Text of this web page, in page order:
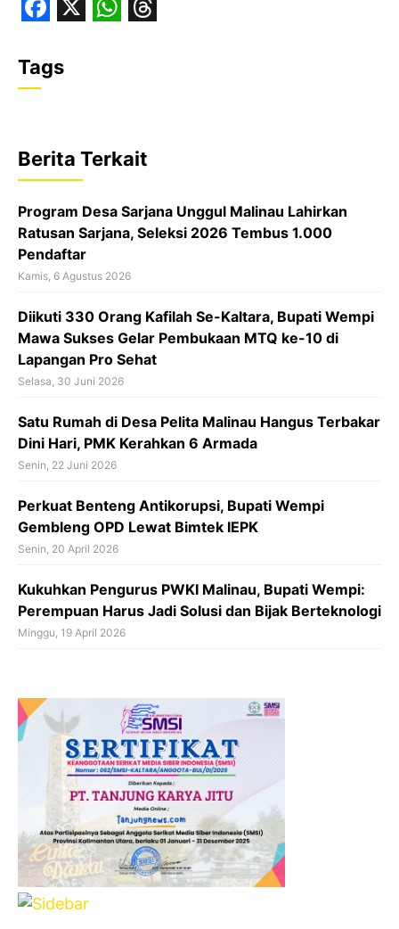
a
c
b
o
o
k
s
A
p
p
a
d
s
Tags
Berita Terkait
‎Program Desa Sarjana Unggul Malinau Lahirkan
Ratusan Sarjana, Seleksi 2026 Tembus 1.000
Pendaftar
Kamis, 6 Agustus 2026
Diikuti 330 Orang Kafilah Se-Kaltara, Bupati Wempi
Mawa Sukses Gelar Pembukaan MTQ ke-10 di
Lapangan Pro Sehat
Selasa, 30 Juni 2026
Satu Rumah di Desa Pelita Malinau Hangus Terbakar
Dini Hari, PMK Kerahkan 6 Armada
Senin, 22 Juni 2026
Perkuat Benteng Antikorupsi, Bupati Wempi
Gembleng OPD Lewat Bimtek IEPK
Senin, 20 April 2026
Kukuhkan Pengurus PWKI Malinau, Bupati Wempi:
Perempuan Harus Jadi Solusi dan Bijak Berteknologi
Minggu, 19 April 2026